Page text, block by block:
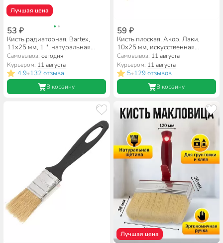
Лучшая цена
53 ₽
Кисть радиаторная, Bartex,
11х25 мм, 1 '', натуральная
щетина, 44 мм, рукоятка
дерево, 1117510
Самовывоз:сегодня
Курьером: 11 августа
4.9•132 отзыва
В корзину
59 ₽
Кисть плоская, Акор, Лаки,
10х25 мм, искусственная
щетина, рукоятка пластик, 171
10 025
Самовывоз: 11 августа
Курьером: 11 августа
5•129 отзывов
В корзину
Лучшая цена